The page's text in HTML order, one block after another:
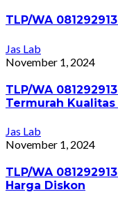
TLP/WA
Jas Lab
November 1, 2024
TLP/WA
Termurah Kualitas
Jas Lab
November 1, 2024
TLP/WA
Harga Diskon